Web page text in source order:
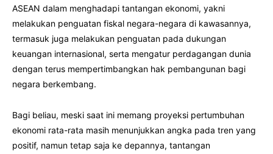
ASEAN dalam menghadapi tantangan ekonomi, yakni
melakukan penguatan fiskal negara-negara di kawasannya,
termasuk juga melakukan penguatan pada dukungan
keuangan internasional, serta mengatur perdagangan dunia
dengan terus mempertimbangkan hak pembangunan bagi
negara berkembang.
Bagi beliau, meski saat ini memang proyeksi pertumbuhan
ekonomi rata-rata masih menunjukkan angka pada tren yang
positif, namun tetap saja ke depannya, tantangan